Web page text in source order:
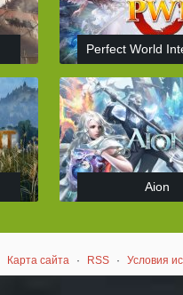
Aion
Карта сайта · RSS · Условия